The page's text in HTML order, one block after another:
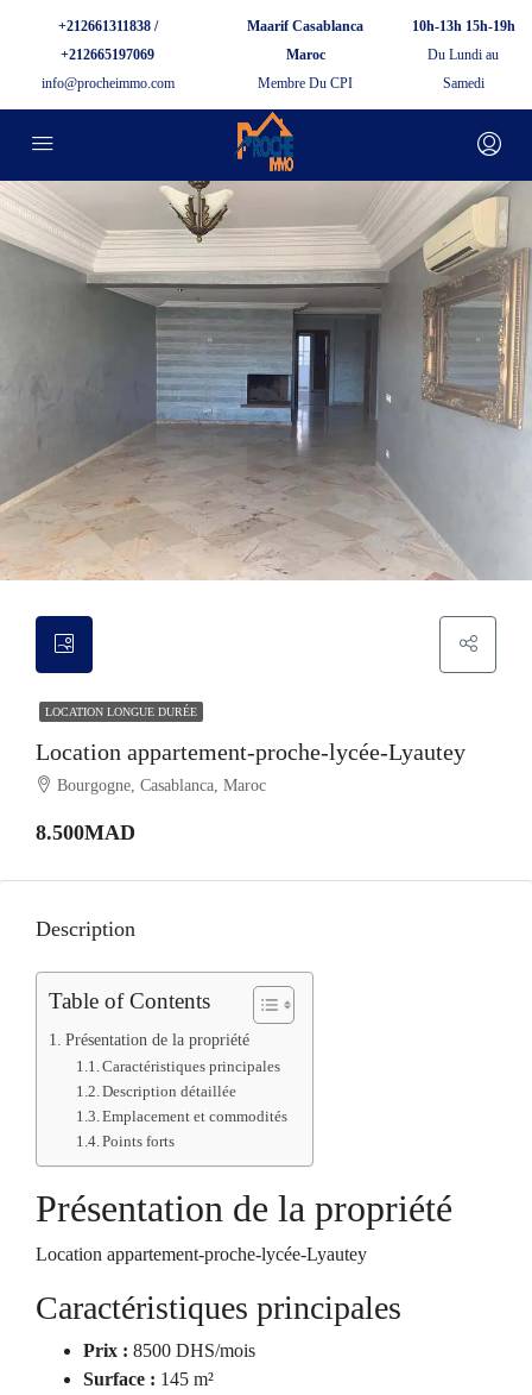
+212661311838 /
+212665197069
info@procheimmo.com
Maarif Casablanca
Maroc
Membre Du CPI
10h-13h 15h-19h
Du Lundi au
Samedi
LOCATION LONGUE DURÉE
Location appartement-proche-lycée-Lyautey
Bourgogne, Casablanca, Maroc
8.500MAD
Description
Table of Contents
Présentation de la propriété
Caractéristiques principales
Description détaillée
Emplacement et commodités
Points forts
Présentation de la propriété
Location appartement-proche-lycée-Lyautey
Caractéristiques principales
Prix : 8500 DHS/mois
Surface : 145 m²